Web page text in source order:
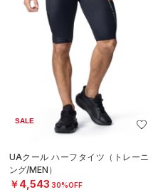
SALE
UAクール ハーフタイツ（トレーニ
ング/MEN）
￥4,543 30%OFF